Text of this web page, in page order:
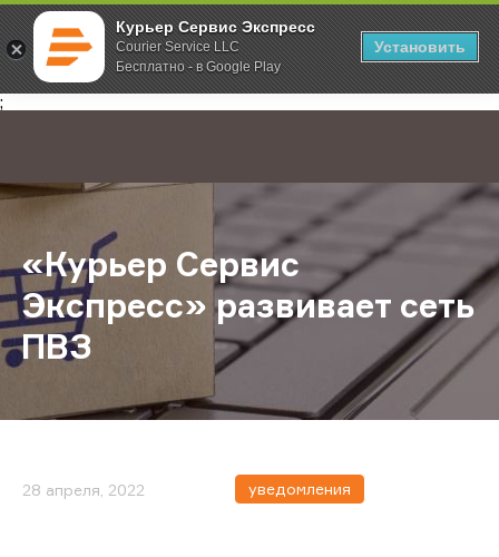
Курьер Сервис Экспресс
Courier Service LLC
Бесплатно - в Google Play
Установить
;
Главная О компании Новости «Курьер Сервис Экспресс»
«Курьер Сервис
Экспресс» развивает сеть
ПВЗ
28 апреля, 2022 уведомления